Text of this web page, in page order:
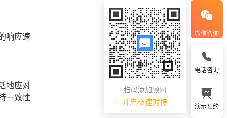
响应速
地应对
一致性
微信咨询
扫码添加顾问
开启极速对接
电话咨询
演示预约